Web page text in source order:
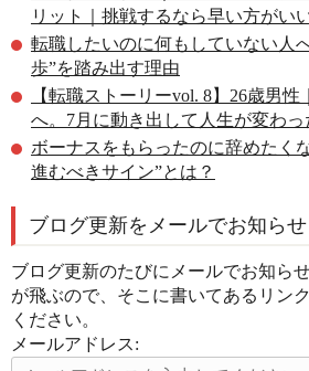
リット｜挑戦するなら早い方がい
転職したいのに何もしていない人
歩”を踏み出す理由
【転職ストーリーvol. 8】26歳男
へ。7月に動き出して人生が変わっ
ボーナスをもらったのに辞めたく
進むべきサイン”とは？
ブログ更新をメールでお知らせ
ブログ更新のたびにメールでお知ら
が飛ぶので、そこに書いてあるリン
ください。
メールアドレス: